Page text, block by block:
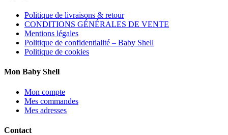
Politique de livraisons & retour
CONDITIONS GÉNÉRALES DE VENTE
Mentions légales
Politique de confidentialité – Baby Shell
Politique de cookies
Mon Baby Shell
Mon compte
Mes commandes
Mes adresses
Contact